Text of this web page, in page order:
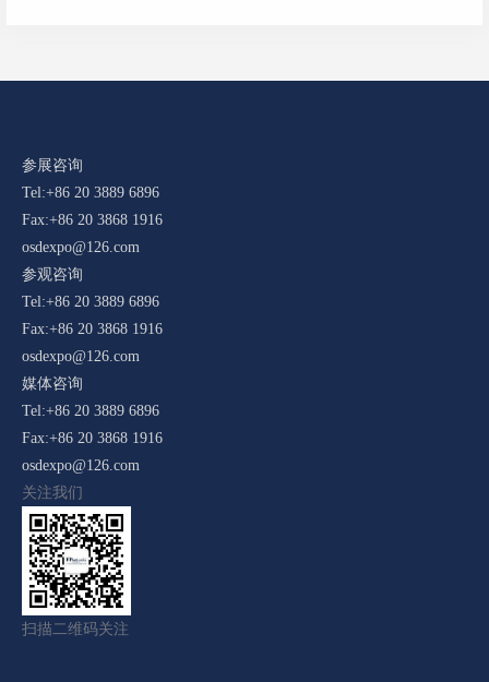
参展咨询
Tel:+86 20 3889 6896
Fax:+86 20 3868 1916
osdexpo@126.com
参观咨询
Tel:+86 20 3889 6896
Fax:+86 20 3868 1916
osdexpo@126.com
媒体咨询
Tel:+86 20 3889 6896
Fax:+86 20 3868 1916
osdexpo@126.com
关注我们
扫描二维码关注